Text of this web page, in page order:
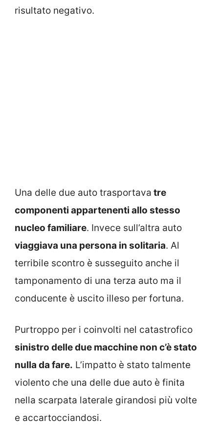
risultato negativo.
Una delle due auto trasportava tre
componenti appartenenti allo stesso
nucleo familiare. Invece sull’altra auto
viaggiava una persona in solitaria. Al
terribile scontro è susseguito anche il
tamponamento di una terza auto ma il
conducente è uscito illeso per fortuna.
Purtroppo per i coinvolti nel catastrofico
sinistro delle due macchine non c’è stato
nulla da fare. L’impatto è stato talmente
violento che una delle due auto è finita
nella scarpata laterale girandosi più volte
e accartocciandosi.